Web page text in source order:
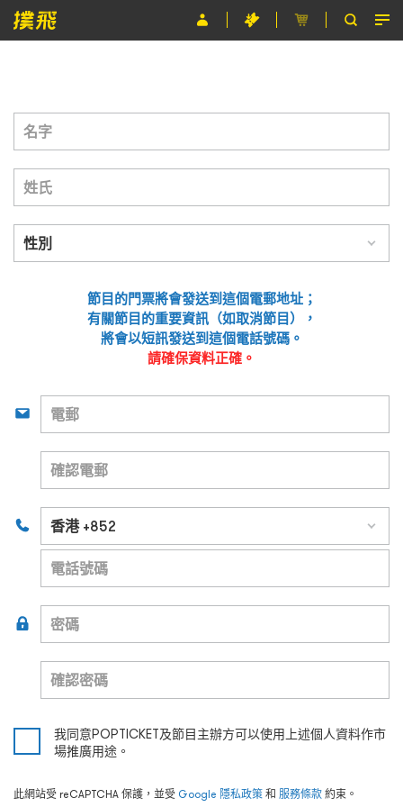
關於撲飛
條款及細則
EN
節目的門票將會發送到這個電郵地址；
有關節目的重要資訊（如取消節目），
將會以短訊發送到這個電話號碼。
請確保資料正確。
我同意POPTICKET及節目主辦方可以使用上述個人資料作市
場推廣用途。
此網站受 reCAPTCHA 保護，並受 Google 隱私政策 和 服務條款 約束。